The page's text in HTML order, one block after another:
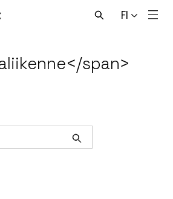
FI
Avaa
span>
Haku